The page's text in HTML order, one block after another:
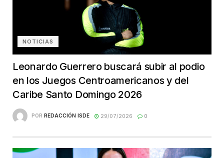
NOTICIAS
Leonardo Guerrero buscará subir al podio
en los Juegos Centroamericanos y del
Caribe Santo Domingo 2026
POR REDACCIÓN ISDE 29/07/2026 0